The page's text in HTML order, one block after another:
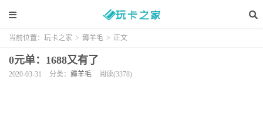
当前位置： 玩卡之家 > 薅羊毛 > 正文
0元单：1688又有了
2020-03-31 分类： 薅羊毛 阅读(3378)